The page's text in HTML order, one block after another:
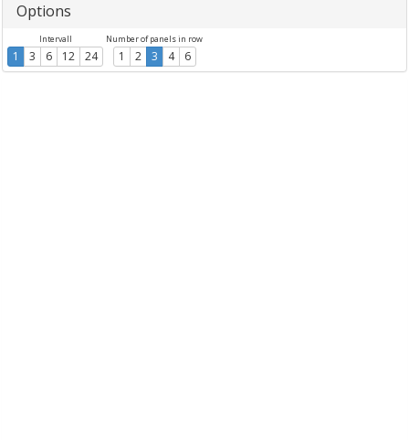
Options
Intervall
1 3 6 12 24
Number of panels in row
1 2 3 4 6